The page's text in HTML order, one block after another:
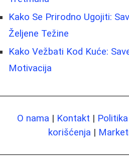
Kako Se Prirodno Ugojiti:
Željene Težine
Kako Vežbati Kod Kuće:
Motivacija
O nama | Kontakt |
korišćenja |